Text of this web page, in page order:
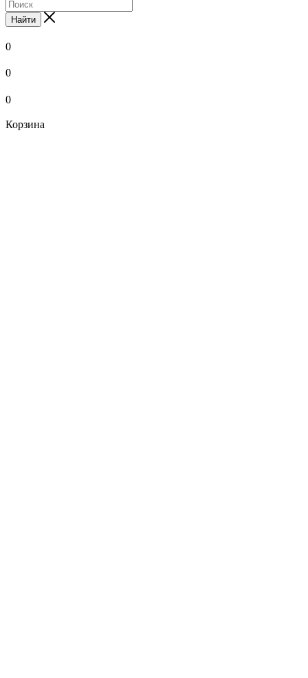
Найти
0
0
0
Корзина